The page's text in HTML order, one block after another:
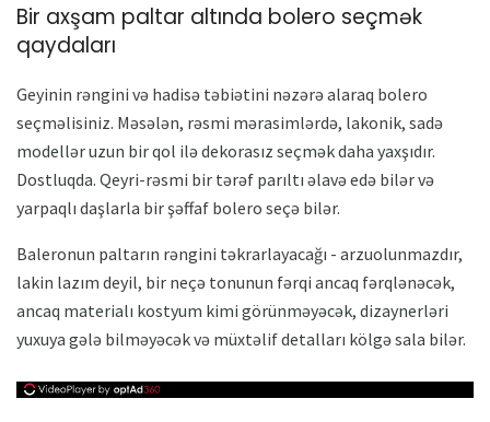
Bir axşam paltar altında bolero seçmək
qaydaları
Geyinin rəngini və hadisə təbiətini nəzərə alaraq bolero
seçməlisiniz. Məsələn, rəsmi mərasimlərdə, lakonik, sadə
modellər uzun bir qol ilə dekorasız seçmək daha yaxşıdır.
Dostluqda. Qeyri-rəsmi bir tərəf parıltı əlavə edə bilər və
yarpaqlı daşlarla bir şəffaf bolero seçə bilər.
Baleronun paltarın rəngini təkrarlayacağı - arzuolunmazdır,
lakin lazım deyil, bir neçə tonunun fərqi ancaq fərqlənəcək,
ancaq materialı kostyum kimi görünməyəcək, dizaynerləri
yuxuya gələ bilməyəcək və müxtəlif detalları kölgə sala bilər.